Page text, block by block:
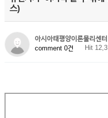
스)
아시아태평양이론물리센터
comment 0건
Hit